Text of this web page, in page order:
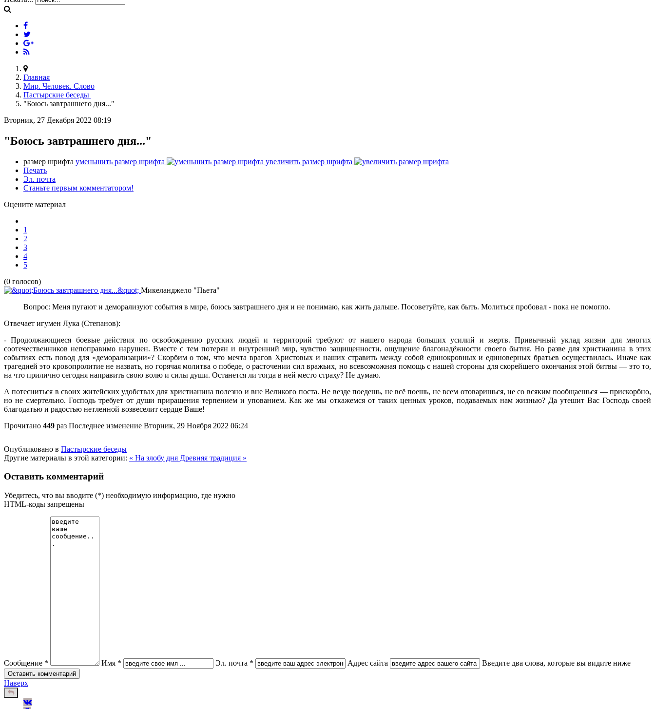
Главная
Мир. Человек. Слово
Пастырские беседы
"Боюсь завтрашнего дня..."
Вторник, 27 Декабря 2022 08:19
"Боюсь завтрашнего дня..."
размер шрифта уменьшить размер шрифта
увеличить размер шрифта
Печать
Эл. почта
Станьте первым комментатором!
Оцените материал
1
2
3
4
5
(0 голосов)
Микеланджело "Пьета"
Вопрос: Меня пугают и деморализуют события в мире, боюсь завтрашнего дня и не понимаю, как жить дальше. Посоветуйте, как быть. Молиться пробовал - пока не помогло.
Отвечает игумен Лука (Степанов):
- Продолжающиеся боевые действия по освобождению русских людей и территорий требуют от нашего народа больших усилий и жертв. Привычный уклад жизни для многих
соотечественников непоправимо нарушен. Вместе с тем потерян и внутренний мир, чувство защищенности, ощущение благонадёжности своего бытия. Но разве для христианина в этих
событиях есть повод для «деморализации»? Скорбим о том, что мечта врагов Христовых и наших стравить между собой единокровных и единоверных братьев осуществилась. Иначе как
трагедией это кровопролитие не назвать, но горячая молитва о победе, о расточении сил вражьих, но всевозможная помощь с нашей стороны для скорейшего окончания этой битвы — это то,
на что прилично сегодня направить свою волю и силы души. Останется ли тогда в ней место страху? Не думаю.
А потесниться в своих житейских удобствах для христианина полезно и вне Великого поста. Не везде поедешь, не всё поешь, не всем отоваришься, не со всяким пообщаешься — прискорбно,
но не смертельно. Господь требует от души приращения терпением и упованием. Как же мы откажемся от таких ценных уроков, подаваемых нам жизнью? Да утешит Вас Господь своей
благодатью и радостью нетленной возвеселит сердце Ваше!
Прочитано 449 раз Последнее изменение Вторник, 29 Ноября 2022 06:24
Опубликовано в Пастырские беседы
Другие материалы в этой категории: « На злобу дня Древняя традиция »
Оставить комментарий
Убедитесь, что вы вводите (*) необходимую информацию, где нужно
HTML-коды запрещены
Сообщение * Имя * Эл. почта * Адрес сайта Введите два слова, которые вы видите ниже
Наверх